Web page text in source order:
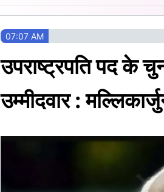
07:07 AM
उपराष्ट्रपति पद के
उम्मीदवार :